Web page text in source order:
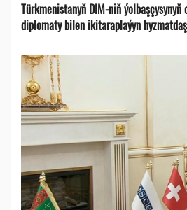
Türkmenistanyň DIM-niň ýolbaşçysynyň
diplomaty bilen ikitaraplaýyn